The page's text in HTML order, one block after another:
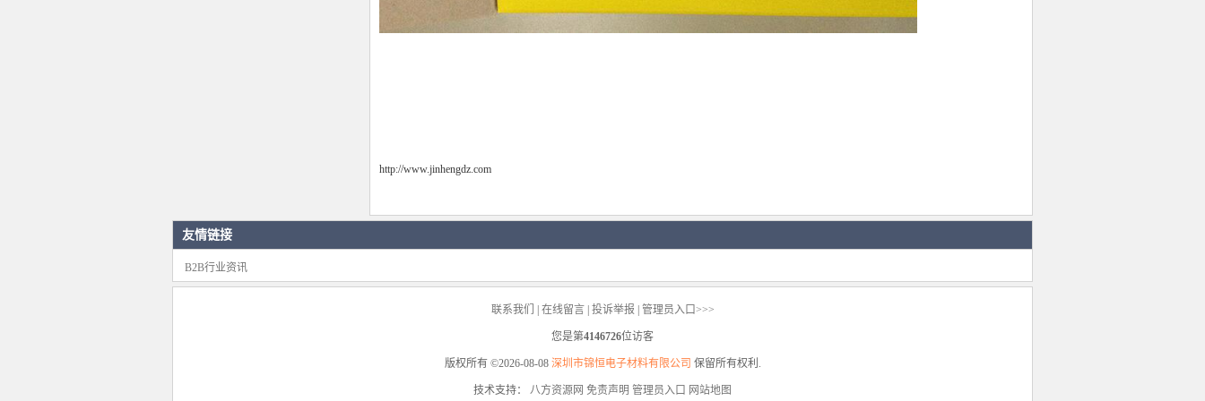
http://www.jinhengdz.com
友情链接
B2B行业资讯
联系我们 在线留言| 投诉举报 管理员入口>>>
您是第4146726位访客
版权所有 ©2026-08-08 深圳市锦恒电子材料有限公司 保留所有权利.
技术支持： 八方资源网 免责声明 管理员入口 网站地图